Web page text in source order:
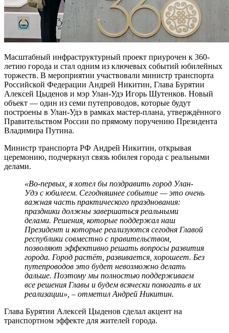
Масштабный инфраструктурный проект приурочен к 360-
летию города и стал одним из ключевых событий юбилейных
торжеств. В мероприятии участвовали министр транспорта
Российской Федерации Андрей Никитин, Глава Бурятии
Алексей Цыденов и мэр Улан-Удэ Игорь Шутенков. Новый
объект — один из семи путепроводов, которые будут
построены в Улан-Удэ в рамках мастер-плана, утверждённого
Правительством России по прямому поручению Президента
Владимира Путина.
Министр транспорта РФ Андрей Никитин, открывая
церемонию, подчеркнул связь юбилея города с реальными
делами.
«Во-первых, я хотел бы поздравить город Улан-
Удэ с юбилеем. Сегодняшнее событие — это очень
важная часть практического празднования:
праздники должны завершаться реальными
делами. Решения, которые поддержал наш
Президент и которые реализуются сегодня Главой
республики совместно с правительством,
позволяют эффективно решать вопросы развития
города. Город растёт, развивается, хорошеет. Без
путепроводов это будет невозможно делать
дальше. Поэтому мы полностью поддерживаем
все решения Главы и будем всячески помогать в их
реализации», – отметил Андрей Никитин.
Глава Бурятии Алексей Цыденов сделал акцент на
транспортном эффекте для жителей города.